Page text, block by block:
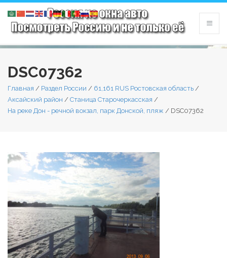
DSC07362
Главная / Раздел России / 61,161 RUS Ростовская область /
Аксайский район / Станица Старочеркасская /
На реке Дон - речной вокзал, парк Донской, пляж / DSC07362